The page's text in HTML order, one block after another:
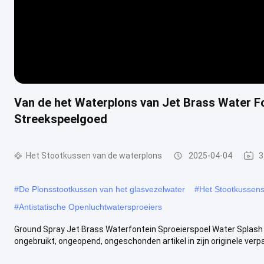
Van de het Waterplons van Jet Brass Water
Streekspeelgoed
Het Stootkussen van de waterplons 2025-04-04
#De Plonsstootkussen van het glasvezelwater #Het
#Antistatische Openluchtwatersproeiers
Ground Spray Jet Brass Waterfontein Sproeierspoel Water
ongebruikt, ongeopend, ongeschonden artikel in zijn originele